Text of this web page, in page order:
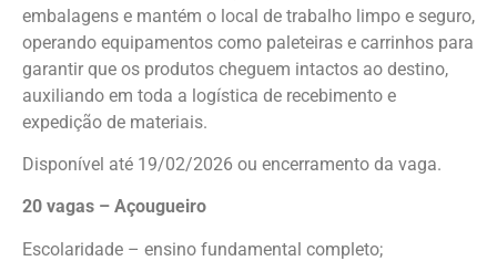
embalagens e mantém o local de trabalho limpo e seguro,
operando equipamentos como paleteiras e carrinhos para
garantir que os produtos cheguem intactos ao destino,
auxiliando em toda a logística de recebimento e
expedição de materiais.
Disponível até 19/02/2026 ou encerramento da vaga.
20 vagas – Açougueiro
Escolaridade – ensino fundamental completo;